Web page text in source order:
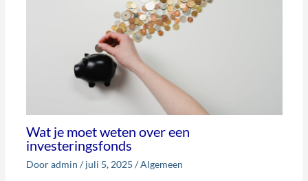
Wat je moet weten over een
investeringsfonds
Door admin /juli 5, 2025 /Algemeen